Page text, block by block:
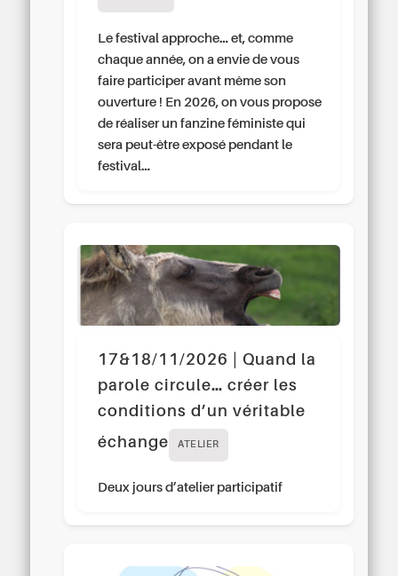
Le festival approche… et, comme
chaque année, on a envie de vous
faire participer avant même son
ouverture ! En 2026, on vous propose
de réaliser un fanzine féministe qui
sera peut-être exposé pendant le
festival…
17&18/11/2026 | Quand la
parole circule… créer les
conditions d’un véritable
échange
ATELIER
Deux jours d’atelier participatif